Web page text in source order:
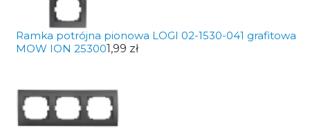
Ramka potrójna pionowa LOGI 02-1530-041 grafitowa
MOW ION 253001,99 zł